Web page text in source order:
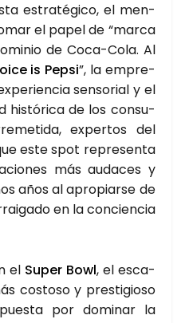
estra­té­gi­co, el men­
el papel de “mar­ca
de Coca-Cola. Al
is Pep­si”, la empre­
sen­so­rial y el
his­tó­ri­ca de los con­su­
exper­tos del
este spot repre­sen­ta
más auda­ces y
años al apro­piar­se de
en la con­cien­cia
el Super Bowl, el esca­
cos­to­so y pres­ti­gio­so
por domi­nar la